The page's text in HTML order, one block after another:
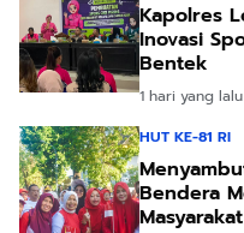
Kapolres
Inovasi
Bentek
1 hari yang lalu
HUT KE-81 RI
Bendera
Masyarakat